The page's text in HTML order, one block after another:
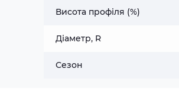
Висота профіля (%)
Діаметр, R
Сезон